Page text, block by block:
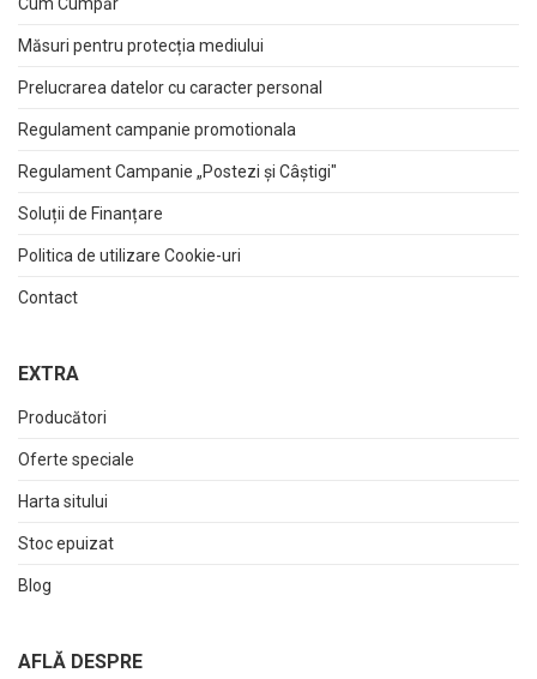
Măsuri pentru protecția mediului
Prelucrarea datelor cu caracter personal
Regulament campanie promotionala
Regulament Campanie „Postezi și Câștigi"
Soluții de Finanțare
Politica de utilizare Cookie-uri
Contact
EXTRA
Producători
Oferte speciale
Harta sitului
Stoc epuizat
Blog
AFLĂ DESPRE